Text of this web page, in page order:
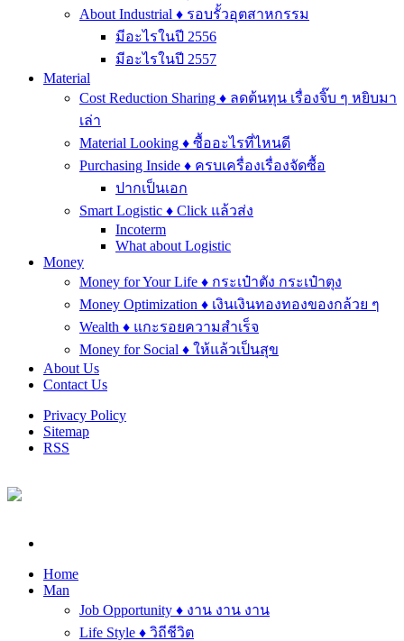
About Industrial ♦ รอบรั้วอุตสาหกรรม
มีอะไรในปี 2556
มีอะไรในปี 2557
Material
Cost Reduction Sharing ♦ ลดต้นทุน เรื่องจิ๊บ ๆ หยิบมา
เล่า
Material Looking ♦ ซื้ออะไรที่ไหนดี
Purchasing Inside ♦ ครบเครื่องเรื่องจัดซื้อ
ปากเป็นเอก
Smart Logistic ♦ Click แล้วส่ง
Incoterm
What about Logistic
Money
Money for Your Life ♦ กระเป๋าตัง กระเป๋าตุง
Money Optimization ♦ เงินเงินทองทองของกล้วย ๆ
Wealth ♦ แกะรอยความสำเร็จ
Money for Social ♦ ให้แล้วเป็นสุข
About Us
Contact Us
Privacy Policy
Sitemap
RSS
Home
Man
Job Opportunity ♦ งาน งาน งาน
Life Style ♦ วิถีชีวิต